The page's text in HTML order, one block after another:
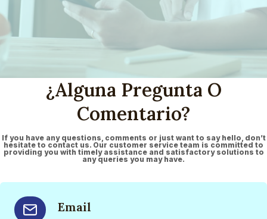
¿Alguna Pregunta O
Comentario?
If you have any questions, comments or just want to say hello, don’t
hesitate to contact us. Our customer service team is committed to
providing you with timely assistance and satisfactory solutions to
any queries you may have.
Email